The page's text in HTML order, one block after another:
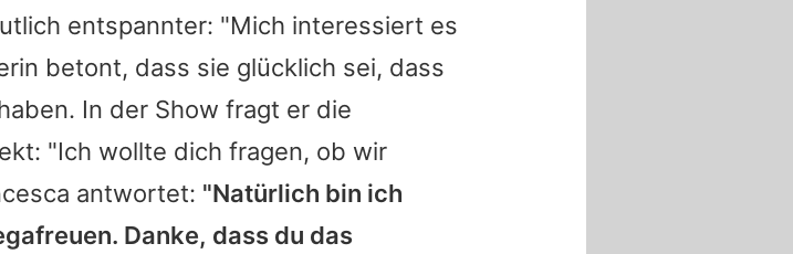
entspannter: "Mich interessiert es
betont, dass sie glücklich sei, dass
In der Show fragt er die
"Ich wollte dich fragen, ob wir
antwortet: "Natürlich bin ich
Danke, dass du das